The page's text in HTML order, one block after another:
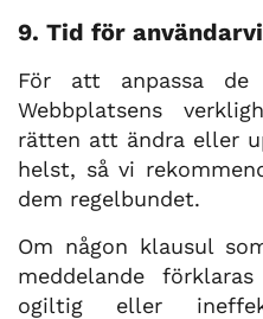
9. Tid för
För att anpassa
Webbplatsens
rätten att ändra eller
helst, så vi
dem regelbundet.
Om någon klausul
meddelande
ogiltig eller